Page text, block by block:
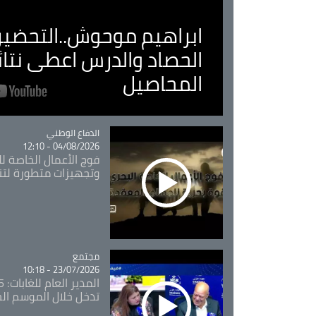
ابراهيم
الحصاد والدرس اعطى
المحاصيل
Catégorie
الدفاع الوطني
04/08/2026 - 12:10
فوج الأعمال الخاصة
وتجهيزات متطورة
Catégorie
مجتمع
23/07/2026 - 10:18
تدخل خلال الموسم